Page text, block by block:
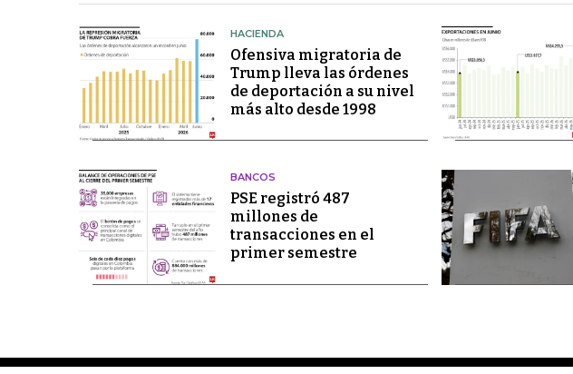
HACIENDA
Ofensiva migratoria de
Trump lleva las órdenes
de deportación a su nivel
más alto desde 1998
BANCOS
PSE registró 487
millones de
transacciones en el
primer semestre